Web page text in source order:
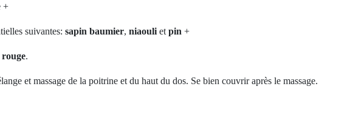
+
suivantes: sapin baumier, niaouli et pin +
.
et massage de la poitrine et du haut du dos. Se bien couvrir après le massage.